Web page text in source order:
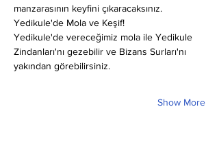
manzarasının keyfini çıkaracaksınız.
Yedikule'de Mola ve Keşif!
Yedikule'de vereceğimiz mola ile Yedikule
Zindanları'nı gezebilir ve Bizans Surları'nı
yakından görebilirsiniz.
Show More